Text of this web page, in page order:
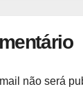
não será